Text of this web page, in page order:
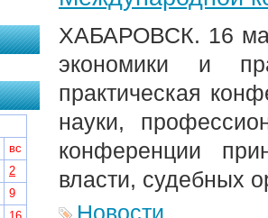
ХАБАРОВСК. 16
экономики и
практическая
науки,
конференции
власти, судебных
Новости
вс
2
9